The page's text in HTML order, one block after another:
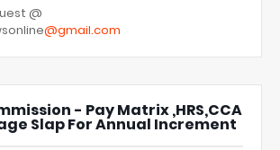
@
@gmail.com
- Pay Matrix ,HRS,CCA
Slap For Annual Increment